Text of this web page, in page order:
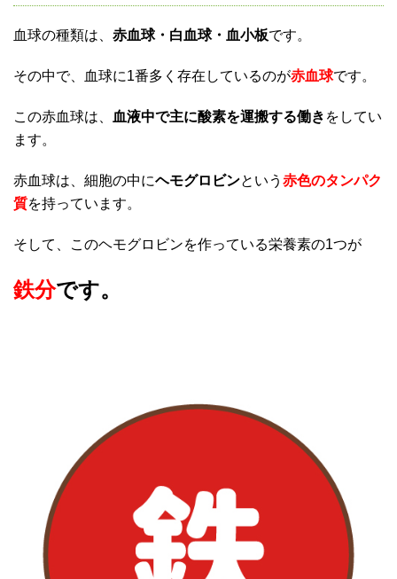
血球の種類は、 赤血球・白血球・血小板です。
その中で、血球に1番多く存在しているのが赤血球です。
この赤血球は、 血液中で主に酸素を運搬する働き をしてい
ます。
赤血球は、細胞の中にヘモグロビンという 赤色のタンパク
質を持っています。
そして、このヘモグロビンを作っている栄養素の1つが
鉄分です。